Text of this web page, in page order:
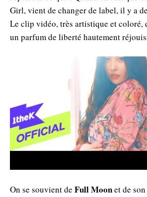
Girl, vient de changer de label, il y a
Le clip vidéo, très artistique et coloré,
un parfum de liberté hautement
On se souvient de Full Moonet de